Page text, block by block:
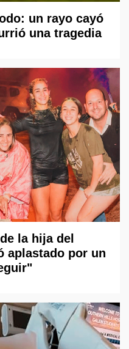
un rayo cayó
una tragedia
la hija del
aplastado por un